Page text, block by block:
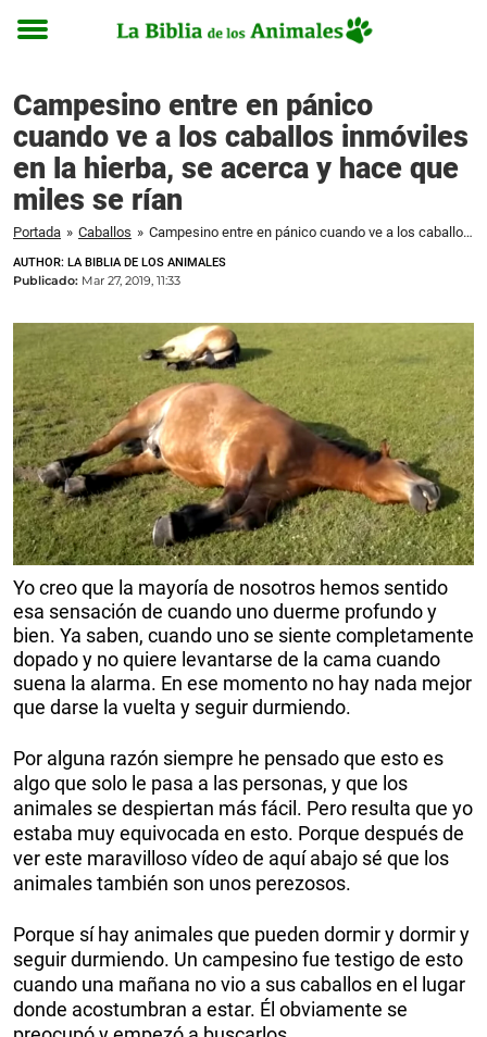
Toggle
Campesino entre en pánico
cuando ve a los caballos inmóviles
en la hierba, se acerca y hace que
miles se rían
Portada » Caballos » Campesino entre en pánico cuando ve a los caballos inmóviles en la hierba, se acerca y hace que miles se rían
AUTHOR: LA BIBLIA DE LOS ANIMALES
Publicado: Mar 27, 2019, 11:33
Yo creo que la mayoría de nosotros hemos sentido
esa sensación de cuando uno duerme profundo y
bien. Ya saben, cuando uno se siente completamente
dopado y no quiere levantarse de la cama cuando
suena la alarma. En ese momento no hay nada mejor
que darse la vuelta y seguir durmiendo.
Por alguna razón siempre he pensado que esto es
algo que solo le pasa a las personas, y que los
animales se despiertan más fácil. Pero resulta que yo
estaba muy equivocada en esto. Porque después de
ver este maravilloso vídeo de aquí abajo sé que los
animales también son unos perezosos.
Porque sí hay animales que pueden dormir y dormir y
seguir durmiendo. Un campesino fue testigo de esto
cuando una mañana no vio a sus caballos en el lugar
donde acostumbran a estar. Él obviamente se